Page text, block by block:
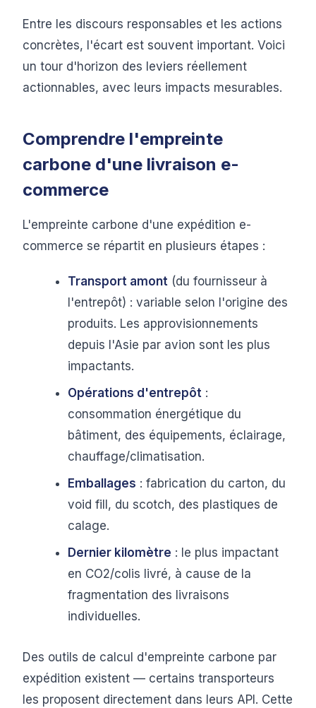
Entre les discours responsables et les actions
concrètes, l'écart est souvent important. Voici
un tour d'horizon des leviers réellement
actionnables, avec leurs impacts mesurables.
Comprendre l'empreinte
carbone d'une livraison e-
commerce
L'empreinte carbone d'une expédition e-
commerce se répartit en plusieurs étapes :
Transport amont (du fournisseur à
l'entrepôt) : variable selon l'origine des
produits. Les approvisionnements
depuis l'Asie par avion sont les plus
impactants.
Opérations d'entrepôt :
consommation énergétique du
bâtiment, des équipements, éclairage,
chauffage/climatisation.
Emballages : fabrication du carton, du
void fill, du scotch, des plastiques de
calage.
Dernier kilomètre : le plus impactant
en CO2/colis livré, à cause de la
fragmentation des livraisons
individuelles.
Des outils de calcul d'empreinte carbone par
expédition existent — certains transporteurs
les proposent directement dans leurs API. Cette